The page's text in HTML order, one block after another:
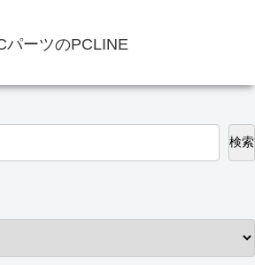
パーツのPCLINE
検索